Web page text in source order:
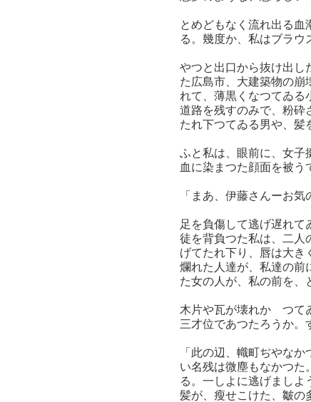
とめどもなく流れ出る
る。幾度か、私はブラウ
やつと出口から抜け出し
た広島市、大建築物の崩
れて、薄黒くなつてゐる
道路を残すのみで、粉砕
たれ下つてゐる男や、髪
ふと私は、眼前に、女子
血に染まつた顔面を被う
「まあ、伊藤さんーお
足を負傷して逃げ遅れ
徒を背負つた私は、二人
げてたれ下り、唇は大き
爛れた人達が、私達の前
た女の人が、私の前を、
木片や瓦が壊れかゝつて
三才位であつたろうか。
「此の辺、幟町ぢやな
い名残は微塵もなかつた
る。一しよに逃げましよ
髪が、瘦せこけた、皺の